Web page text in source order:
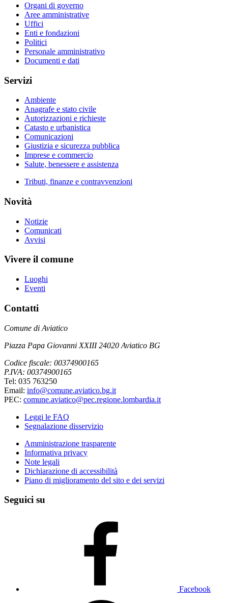
Organi di governo
Aree amministrative
Uffici
Enti e fondazioni
Politici
Personale amministrativo
Documenti e dati
Servizi
Ambiente
Anagrafe e stato civile
Autorizzazioni e richieste
Catasto e urbanistica
Comunicazioni
Giustizia e sicurezza pubblica
Imprese e commercio
Salute, benessere e assistenza
Tributi, finanze e contravvenzioni
Novità
Notizie
Comunicati
Avvisi
Vivere il comune
Luoghi
Eventi
Contatti
Comune di Aviatico
Piazza Papa Giovanni XXIII 24020 Aviatico BG
Codice fiscale: 00374900165
P.IVA: 00374900165
Tel: 035 763250
Email: info@comune.aviatico.bg.it
PEC: comune.aviatico@pec.regione.lombardia.it
Leggi le FAQ
Segnalazione disservizio
Amministrazione trasparente
Informativa privacy
Note legali
Dichiarazione di accessibilità
Piano di miglioramento del sito e dei servizi
Seguici su
Facebook